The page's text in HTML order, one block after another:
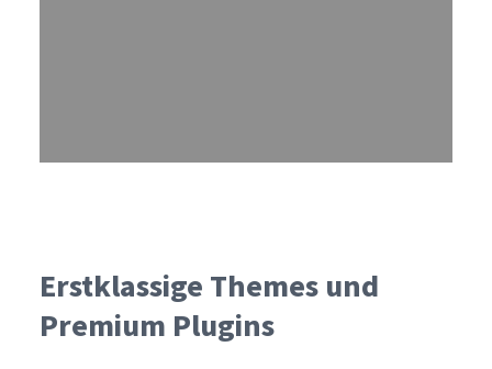
Erstklassige Themes und
Premium Plugins